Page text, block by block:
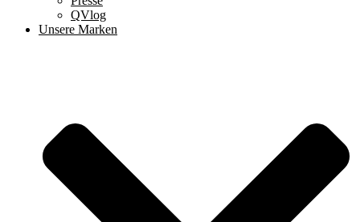
QVlog
Unsere Marken